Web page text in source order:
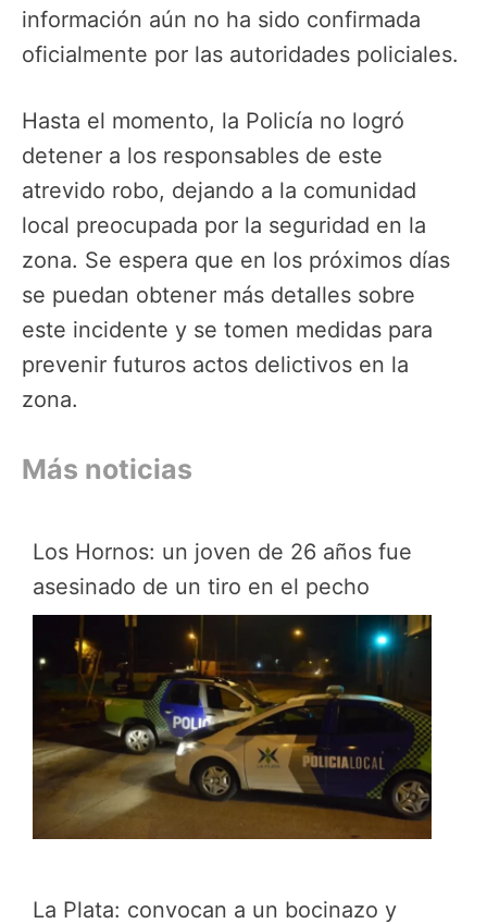
información aún no ha sido confirmada
oficialmente por las autoridades policiales.
Hasta el momento, la Policía no logró
detener a los responsables de este
atrevido robo, dejando a la comunidad
local preocupada por la seguridad en la
zona. Se espera que en los próximos días
se puedan obtener más detalles sobre
este incidente y se tomen medidas para
prevenir futuros actos delictivos en la
zona.
Más noticias
Los Hornos: un joven de 26 años fue
asesinado de un tiro en el pecho
La Plata: convocan a un bocinazo y